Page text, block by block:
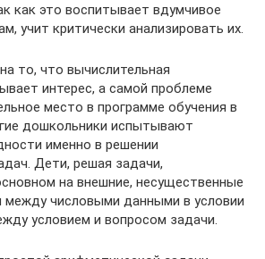
как это воспитывает вдумчивое
учит критически анализировать их.
то, что вычислительная
интерес, а самой проблеме
место в программе обучения в
дошкольники испытывают
именно в решении
Дети, решая задачи,
на внешние, несущественные
между числовыми данными в условии
условием и вопросом задачи.